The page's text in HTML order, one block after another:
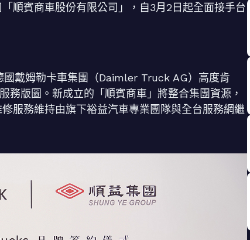
順賓商車股份有限公司」，自3月2日起全面接手台
戴姆勒卡車集團（Daimler Truck AG）高度肯
版圖。新成立的「順賓商車」將整合集團資源，
服務維持由旗下裕益汽車專業團隊與全台服務網繼